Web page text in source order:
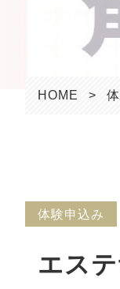
HOME >
体験申込み
エス